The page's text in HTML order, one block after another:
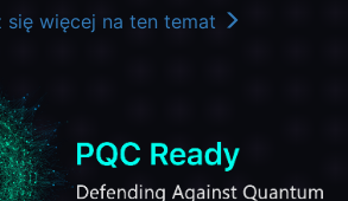
się więcej na ten temat